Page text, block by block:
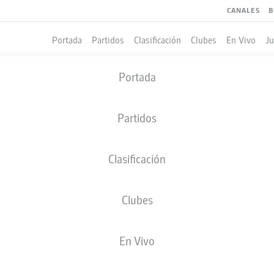
CANALES
Portada Partidos Clasificación Clubes En Vivo
Portada
Partidos
Clasificación
Clubes
En Vivo